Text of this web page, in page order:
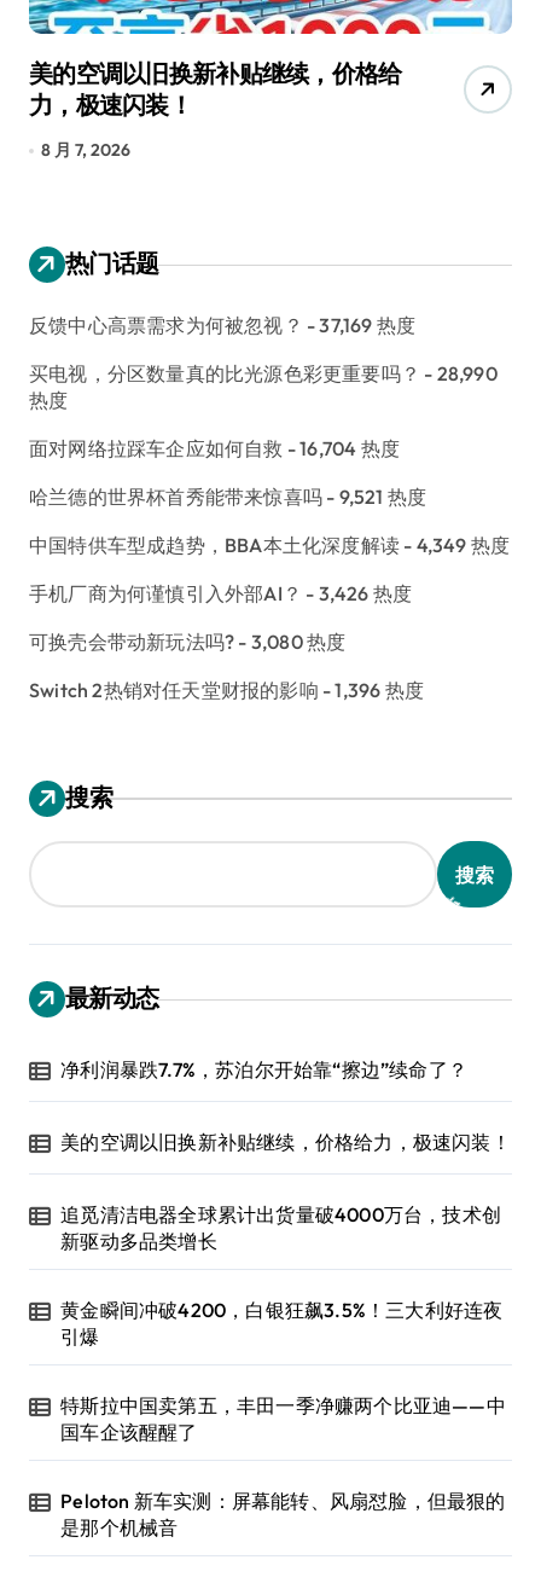
美的空调以旧换新补贴继续，价格给
力，极速闪装！
8 月 7, 2026
热门话题
反馈中心高票需求为何被忽视？ - 37,169 热度
买电视，分区数量真的比光源色彩更重要吗？ - 28,990
热度
面对网络拉踩车企应如何自救 - 16,704 热度
哈兰德的世界杯首秀能带来惊喜吗 - 9,521 热度
中国特供车型成趋势，BBA本土化深度解读 - 4,349 热度
手机厂商为何谨慎引入外部AI？ - 3,426 热度
可换壳会带动新玩法吗? - 3,080 热度
Switch 2热销对任天堂财报的影响 - 1,396 热度
搜索
搜索
最新动态
净利润暴跌7.7%，苏泊尔开始靠“擦边”续命了？
美的空调以旧换新补贴继续，价格给力，极速闪装！
追觅清洁电器全球累计出货量破4000万台，技术创
新驱动多品类增长
黄金瞬间冲破4200，白银狂飙3.5%！三大利好连夜
引爆
特斯拉中国卖第五，丰田一季净赚两个比亚迪——中
国车企该醒醒了
Peloton 新车实测：屏幕能转、风扇怼脸，但最狠的
是那个机械音